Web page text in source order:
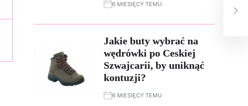
6 MIESIĘCY TEMU
Jakie buty wybrać na
wędrówki po Ceskiej
Szwajcarii, by uniknąć
kontuzji?
6 MIESIĘCY TEMU